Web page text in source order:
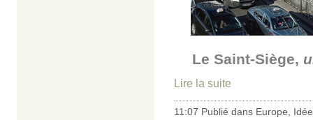
Le Saint-Siège,
Lire la suite
11:07 Publié dans Europe,